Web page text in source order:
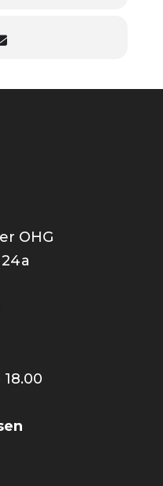
OHG
18.00